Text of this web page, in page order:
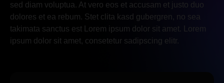
sed diam voluptua. At vero eos et accusam et justo duo
dolores et ea rebum. Stet clita kasd gubergren, no sea
takimata sanctus est Lorem ipsum dolor sit amet. Lorem
ipsum dolor sit amet, consetetur sadipscing elitr.